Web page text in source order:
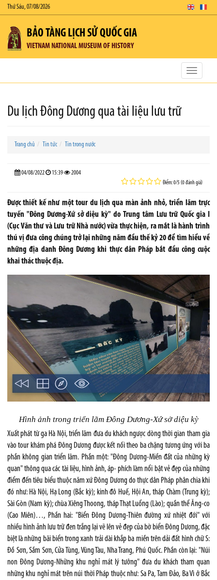
Thứ Sáu, 07/08/2026
BẢO TÀNG LỊCH SỬ QUỐC GIA
VIETNAM NATIONAL MUSEUM OF HISTORY
Toggle
Du lịch Đông Dương qua tài liệu lưu trữ
Trang chủ Tin tức Tin trong nước
04/08/2022 15:39 2004
Điểm: 0/5 (0 đánh giá)
Ðược thiết kế như một tour du lịch qua màn ảnh nhỏ, triển lãm trực
tuyến "Ðông Dương-Xứ sở diệu kỳ" do Trung tâm Lưu trữ Quốc gia I
(Cục Văn thư và Lưu trữ Nhà nước) vừa thực hiện, ra mắt là hành trình
thú vị đưa công chúng trở lại những năm đầu thế kỷ 20 để tìm hiểu về
những địa danh Ðông Dương khi thực dân Pháp bắt đầu công cuộc
khai thác thuộc địa.
Hình ảnh trong triển lãm Ðông Dương-Xứ sở diệu kỳ
Xuất phát từ ga Hà Nội, triển lãm đưa du khách ngược dòng thời gian tham gia
vào tour khám phá Ðông Dương được kết nối theo ba chặng tương ứng với ba
phần không gian triển lãm. Phần một: "Ðông Dương-Miền đất của những kỳ
quan" thông qua các tài liệu, hình ảnh, áp- phích làm nổi bật vẻ đẹp của những
điểm đến tiêu biểu thuộc năm xứ Ðông Dương do thực dân Pháp phân chia khi
đó như: Hà Nội, Hạ Long (Bắc kỳ); kinh đô Huế, Hội An, tháp Chàm (Trung kỳ);
Sài Gòn (Nam kỳ); chùa Xiêng Thoong, tháp Thạt Luổng (Lào); quần thể Ăng-co
(Cao Miên)…, Phần hai: "Biển Ðông Dương-Thiên đường xứ nhiệt đới" với
nhiều hình ảnh lưu trữ đen trắng lại vẽ lên vẻ đẹp của bờ biển Ðông Dương, đặc
biệt là những bãi biển trong xanh trải dài khắp ba miền trên dải đất hình chữ S:
Ðồ Sơn, Sầm Sơn, Cửa Tùng, Vũng Tàu, Nha Trang, Phú Quốc. Phần còn lại: "Núi
non Ðông Dương-Những khu nghỉ mát lý tưởng" đưa du khách tham quan
những khu nghỉ mát trên núi thời Pháp thuộc như: Sa Pa, Tam Ðảo, Ba Vì ở Bắc